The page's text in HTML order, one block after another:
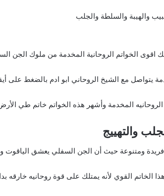
والهيبة والسلطة والجلب
اقوى الخواتم الروحانية المخدمة من ملوك الجن
يتواصل مع الشيخ الروحاني ابو ادم بالضغط على
المخدمة وأشهر هذه الخواتم خاتم طي
والتهييج
ومتنوعة حيث أن الجن السفلي يعشق الياقوت
الخاتم القوي لأنه يمتلك على قوة روحانيه خارقه